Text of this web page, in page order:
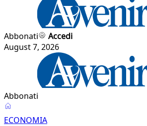
Abbonati
Accedi
August 7, 2026
Abbonati
ECONOMIA